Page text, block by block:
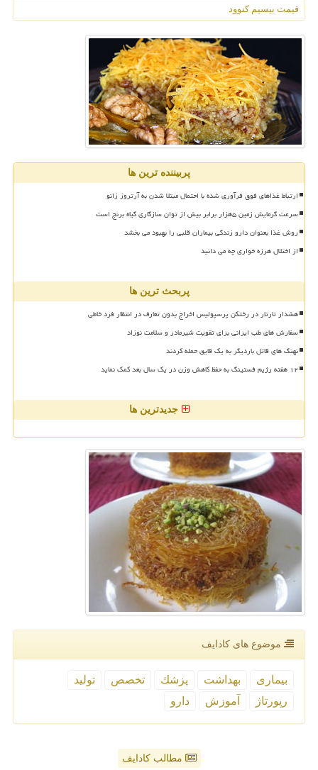
قیمت بیسیم کنوود
پربیننده ترین ها
ارتباط غذاهای فوق فرآوری شده با احتمال مبتلا شدن به آرتروز زانو
سرعت گرمایش زمین ۵هزار برابر بیش از توان سازگاری گیاه برنج است
روش غذا بعنوان دارو زندگی بیماران قلبی را بهبود می بخشد
از اختلال هرزه خواری چه می دانید
پربحث ترین ها
هشدار تارتار در رختکن پرسپولیس اخراج بدون تعارف در انتظار فرد خاطی
سفارش های طب ایرانی برای تقویت شیرمادر و سلامت نوزاد
نهنگ های قاتل باردیگر به یک قایق حمله کردند
۱۲ هفته رژیم فستینگ به حفظ کاهش وزن در یک سال بعد کمک نماید
جدیدترین ها
موضوع های كادایف
بیماری بهداشت پزشك تخصص
تولید
رپورتاژ
آموزش دارو
مطالب کادایف